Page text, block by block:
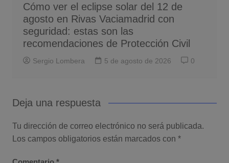
Cómo ver el eclipse solar del 12 de
agosto en Rivas Vaciamadrid con
seguridad: estas son las
recomendaciones de Protección Civil
Sergio Lombera 5 de agosto de 2026 0
Deja una respuesta
Tu dirección de correo electrónico no será publicada.
Los campos obligatorios están marcados con *